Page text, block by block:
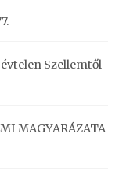
Szellemtől
MAGYARÁZATA